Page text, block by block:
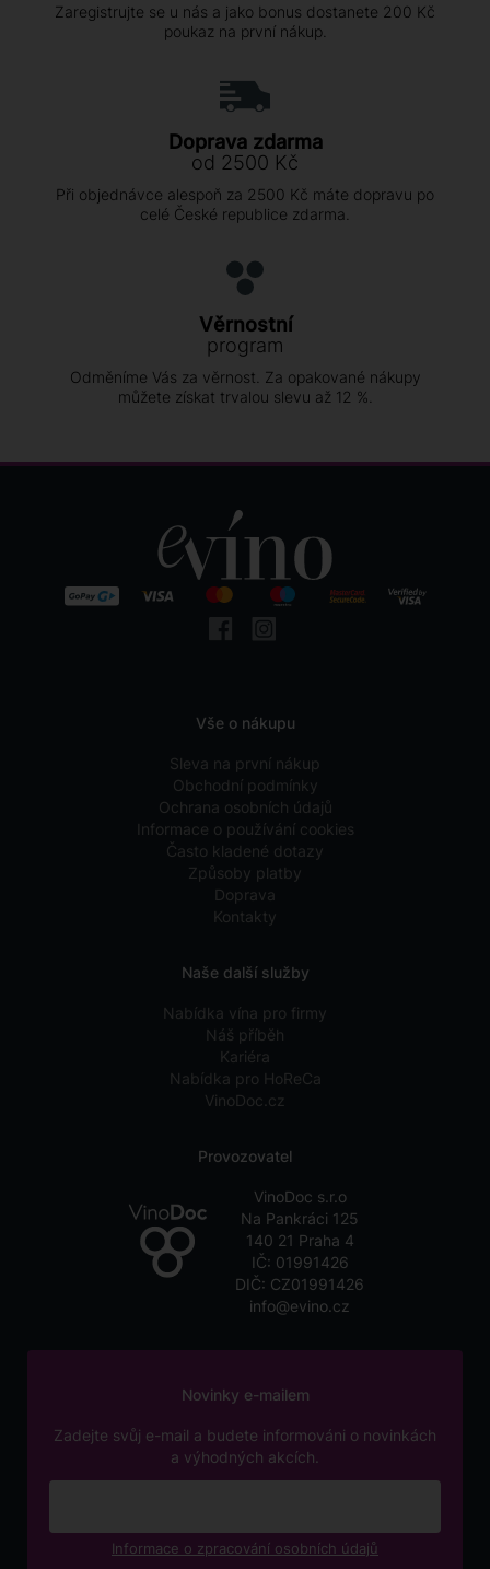
Zaregistrujte se u nás a jako bonus dostanete 200 Kč
poukaz na první nákup.
Doprava zdarma
od 2500 Kč
Při objednávce alespoň za 2500 Kč máte dopravu po
celé České republice zdarma.
Věrnostní
program
Odměníme Vás za věrnost. Za opakované nákupy
můžete získat trvalou slevu až 12 %.
Vše o nákupu
Sleva na první nákup
Obchodní podmínky
Ochrana osobních údajů
Informace o používání cookies
Často kladené dotazy
Způsoby platby
Doprava
Kontakty
Naše další služby
Nabídka vína pro firmy
Náš příběh
Kariéra
Nabídka pro HoReCa
VinoDoc.cz
Provozovatel
VinoDoc s.r.o
Na Pankráci 125
140 21 Praha 4
IČ: 01991426
DIČ: CZ01991426
info@evino.cz
Novinky e-mailem
Zadejte svůj e-mail a budete informováni o novinkách
a výhodných akcích.
Informace o zpracování osobních údajů